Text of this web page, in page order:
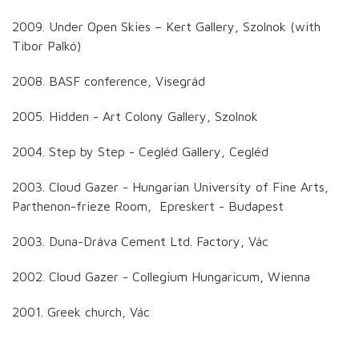
2009. Under Open Skies – Kert Gallery, Szolnok (with
Tibor Palkó)
2008. BASF conference, Visegrád
2005. Hidden - Art Colony Gallery, Szolnok
2004. Step by Step - Cegléd Gallery, Cegléd
2003. Cloud Gazer - Hungarian University of Fine Arts,
Parthenon-frieze Room, Epreskert - Budapest
2003. Duna-Dráva Cement Ltd. Factory, Vác
2002. Cloud Gazer - Collegium Hungaricum, Wienna
2001. Greek church, Vác